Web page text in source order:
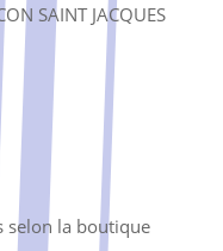
SAINT JACQUES
selon la boutique